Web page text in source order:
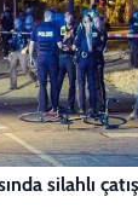
silahlı